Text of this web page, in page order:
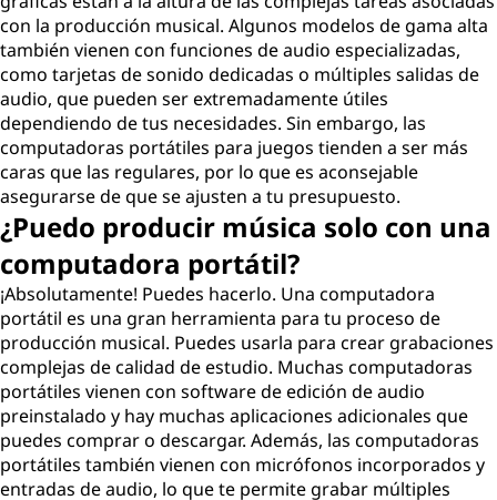
a
p
r
o
d
u
c
c
i
ó
con la producción musical. Algunos modelos de gama alta
también vienen con funciones de audio especializadas,
como tarjetas de sonido dedicadas o múltiples salidas de
audio, que pueden ser extremadamente útiles
dependiendo de tus necesidades. Sin embargo, las
computadoras portátiles para juegos tienden a ser más
caras que las regulares, por lo que es aconsejable
asegurarse de que se ajusten a tu presupuesto.
¿Puedo producir música solo con una
computadora portátil?
¡Absolutamente! Puedes hacerlo. Una computadora
portátil es una gran herramienta para tu proceso de
producción musical. Puedes usarla para crear grabaciones
complejas de calidad de estudio. Muchas computadoras
portátiles vienen con software de edición de audio
preinstalado y hay muchas aplicaciones adicionales que
puedes comprar o descargar. Además, las computadoras
portátiles también vienen con micrófonos incorporados y
entradas de audio, lo que te permite grabar múltiples